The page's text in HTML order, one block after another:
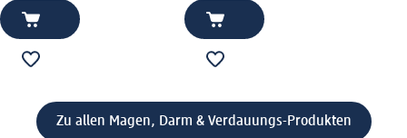
Zu allen Magen, Darm & Verdauungs-Produkten